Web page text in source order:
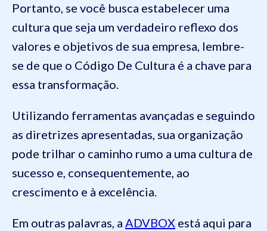
Portanto, se você busca estabelecer uma
cultura que seja um verdadeiro reflexo dos
valores e objetivos de sua empresa, lembre-
se de que o Código De Cultura é a chave para
essa transformação.
Utilizando ferramentas avançadas e seguindo
as diretrizes apresentadas, sua organização
pode trilhar o caminho rumo a uma cultura de
sucesso e, consequentemente, ao
crescimento e à excelência.
Em outras palavras, a ADVBOX está aqui para